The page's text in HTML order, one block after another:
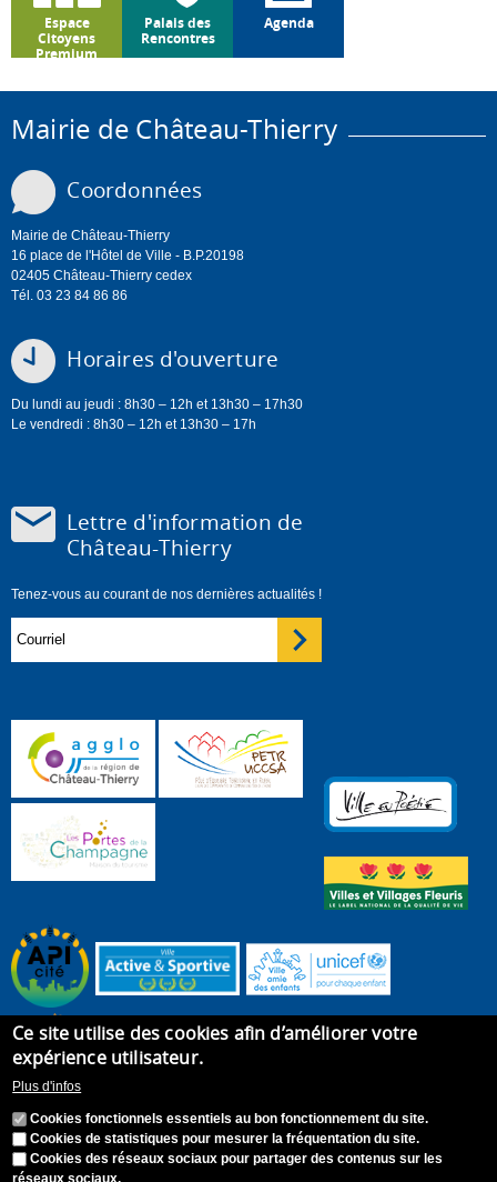
Espace
Citoyens
Premium
Palais des
Rencontres
Agenda
Mairie de Château-Thierry
Coordonnées
Mairie de Château-Thierry
16 place de l'Hôtel de Ville - B.P.20198
02405 Château-Thierry cedex
Tél. 03 23 84 86 86
Horaires d'ouverture
Du lundi au jeudi : 8h30 – 12h et 13h30 – 17h30
Le vendredi : 8h30 – 12h et 13h30 – 17h
Lettre d'information de
Château-Thierry
Tenez-vous au courant de nos dernières actualités !
Ce site utilise des cookies afin d’améliorer votre
expérience utilisateur.
Plus d'infos
Cookies fonctionnels essentiels au bon fonctionnement du site.
Cookies de statistiques pour mesurer la fréquentation du site.
Cookies des réseaux sociaux pour partager des contenus sur les
réseaux sociaux.